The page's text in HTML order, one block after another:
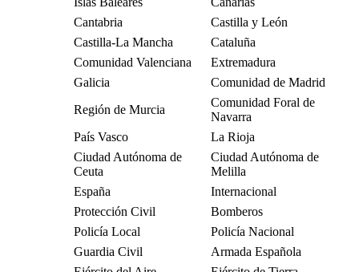
Cantabria
Castilla y León
Castilla-La Mancha
Cataluña
Comunidad Valenciana
Extremadura
Galicia
Comunidad de Madrid
Región de Murcia
Comunidad Foral de
Navarra
País Vasco
La Rioja
Ciudad Autónoma de
Ceuta
Ciudad Autónoma de
Melilla
España
Internacional
Protección Civil
Bomberos
Policía Local
Policía Nacional
Guardia Civil
Armada Española